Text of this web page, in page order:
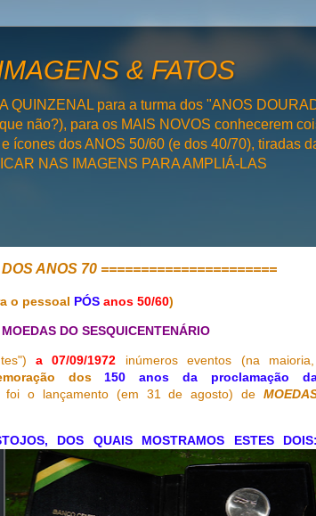
& FATOS
QUINZENAL para a turma dos "ANOS
não?), para os MAIS NOVOS conhecerem
ícones dos ANOS 50/60 (e dos 40/70), tiradas
NAS IMAGENS PARA AMPLIÁ-LAS
ANOS 70 ======================
o pessoal PÓS anos 50/60)
DO SESQUICENTENÁRIO
a 07/09/1972 inúmeros eventos (na maioria,
dos150 anos da proclamação
o lançamento (em 31 de agosto) de
DOS QUAIS MOSTRAMOS ESTES DOIS: